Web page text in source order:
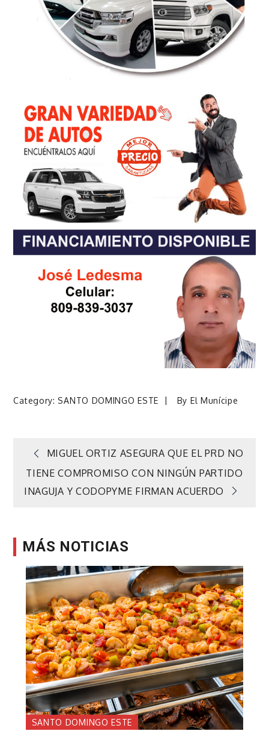
Category: SANTO DOMINGO ESTE By El Munícipe
Navegación
de
MIGUEL ORTIZ ASEGURA QUE EL PRD NO
TIENE COMPROMISO CON NINGÚN PARTIDO
INAGUJA Y CODOPYME FIRMAN ACUERDO
MÁS NOTICIAS
SANTO DOMINGO ESTE